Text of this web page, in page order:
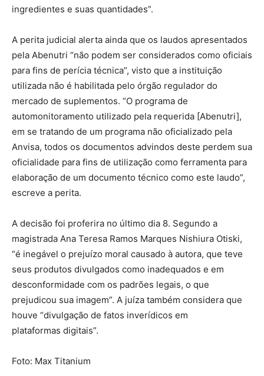
ingredientes e suas quantidades”.
A perita judicial alerta ainda que os laudos apresentados
pela Abenutri “não podem ser considerados como oficiais
para fins de perícia técnica”, visto que a instituição
utilizada não é habilitada pelo órgão regulador do
mercado de suplementos. “O programa de
automonitoramento utilizado pela requerida [Abenutri],
em se tratando de um programa não oficializado pela
Anvisa, todos os documentos advindos deste perdem sua
oficialidade para fins de utilização como ferramenta para
elaboração de um documento técnico como este laudo”,
escreve a perita.
A decisão foi proferira no último dia 8. Segundo a
magistrada Ana Teresa Ramos Marques Nishiura Otiski,
“é inegável o prejuízo moral causado à autora, que teve
seus produtos divulgados como inadequados e em
desconformidade com os padrões legais, o que
prejudicou sua imagem”. A juíza também considera que
houve “divulgação de fatos inverídicos em
plataformas digitais”.
Foto: Max Titanium